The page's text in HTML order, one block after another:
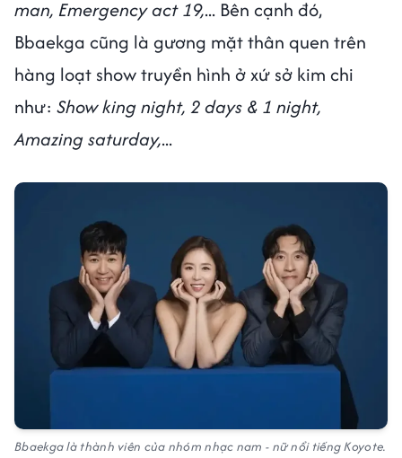
man, Emergency act 19,... Bên cạnh đó,
Bbaekga cũng là gương mặt thân quen trên
hàng loạt show truyền hình ở xứ sở kim chi
như: Show king night, 2 days & 1 night,
Amazing saturday,...
Bbaekga là thành viên của nhóm nhạc nam - nữ nổi tiếng Koyote.